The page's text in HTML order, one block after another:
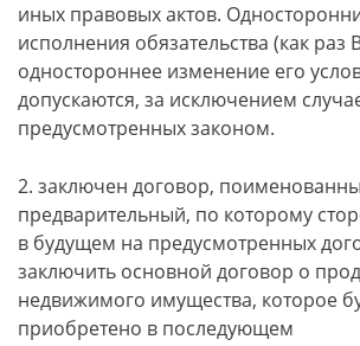
иных правовых актов.
исполнения обязательства (как раз
одностороннее изменение его
допускаются, за исключением
предусмотренных законом.
2. заключен договор,
предварительный, по которому
в будущем на предусмотренных
заключить основной договор о
недвижимого имущества, которое
приобретено в последующем